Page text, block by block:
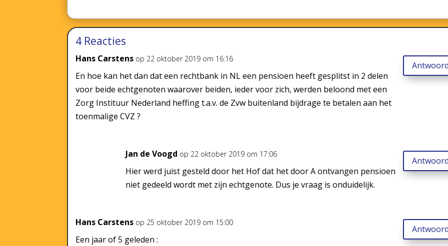
4 Reacties
Hans Carstens op 22 oktober 2019 om 16:16
En hoe kan het dan dat een rechtbank in NL een pensioen heeft gesplitst in 2 delen
voor beide echtgenoten waarover beiden, ieder voor zich, werden beloond met een
Zorg Instituur Nederland heffing t.a.v. de Zvw buitenland bijdrage te betalen aan het
toenmalige CVZ ?
Jan de Voogd op 22 oktober 2019 om 17:06
Hier werd juist gesteld door het Hof dat het door A ontvangen pensioen
niet gedeeld wordt met zijn echtgenote. Dus je vraag is onduidelijk.
Hans Carstens op 25 oktober 2019 om 15:00
Een jaar of 5 geleden :